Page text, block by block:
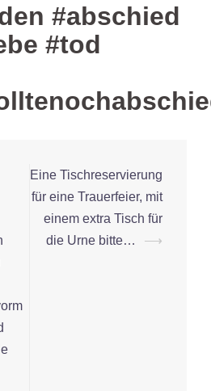
#abschied
#tod
Eine Tischreservierung
für eine Trauerfeier, mit
einem extra Tisch für
die Urne bitte…
⟶